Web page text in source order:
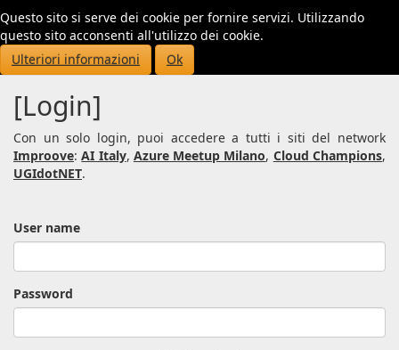
Questo sito si serve dei cookie per fornire servizi. Utilizzando
questo sito acconsenti all'utilizzo dei cookie.
Ulteriori informazioni
Ok
[Login]
Con un solo login, puoi accedere a tutti i siti del network
Improove:AI Italy, Azure Meetup Milano, Cloud Champions,
UGIdotNET.
User name
Password